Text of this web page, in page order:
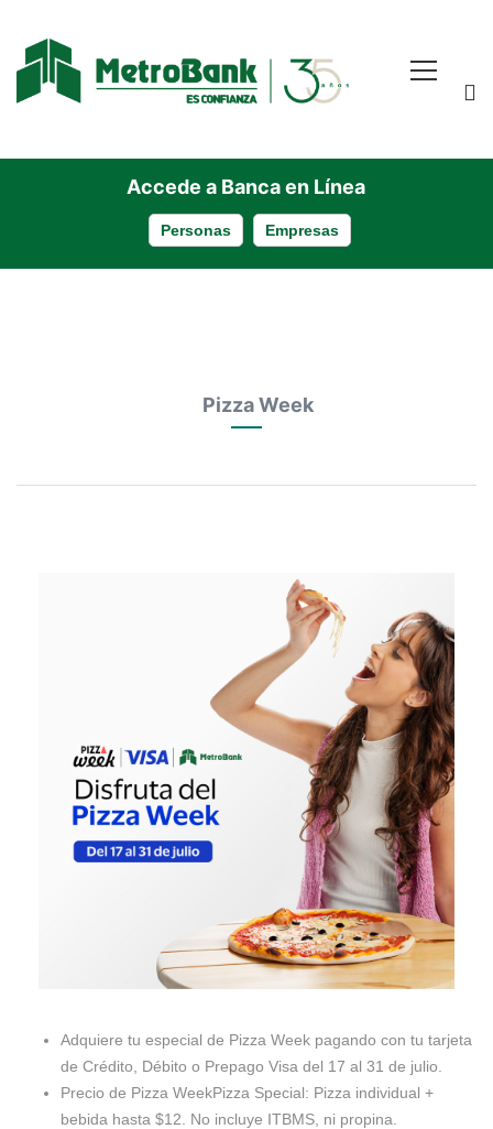
Accede a Banca en Línea
Personas Empresas
Week
Pizza Week
Adquiere tu especial de Pizza Week pagando con tu tarjeta
de Crédito, Débito o Prepago Visa del 17 al 31 de julio.
Precio de Pizza WeekPizza Special: Pizza individual +
bebida hasta $12. No incluye ITBMS, ni propina.